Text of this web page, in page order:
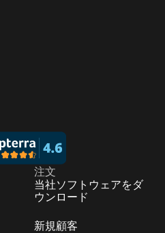
注文
当社ソフトウェアをダ
ウンロード
新規顧客